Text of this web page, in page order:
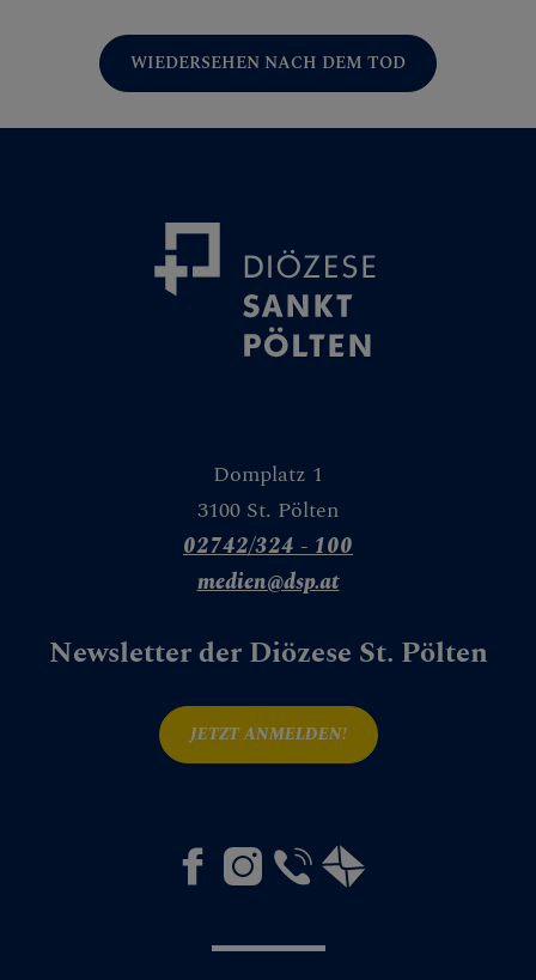
WIEDERSEHEN NACH DEM TOD
Domplatz 1
3100 St. Pölten
02742/324 - 100
medien@dsp.at
Newsletter der Diözese St. Pölten
JETZT ANMELDEN!